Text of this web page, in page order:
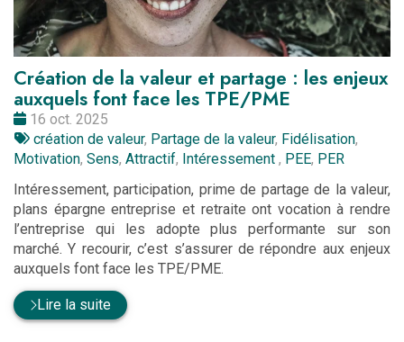
Création de la valeur et partage : les enjeux
auxquels font face les TPE/PME
Date
:
16 oct. 2025
Tags
:
création de valeur, Partage de la valeur, Fidélisation,
Motivation, Sens, Attractif, Intéressement , PEE, PER
Intéressement, participation, prime de partage de la valeur,
plans épargne entreprise et retraite ont vocation à rendre
l’entreprise qui les adopte plus performante sur son
marché. Y recourir, c’est s’assurer de répondre aux enjeux
auxquels font face les TPE/PME.
Lire la suite